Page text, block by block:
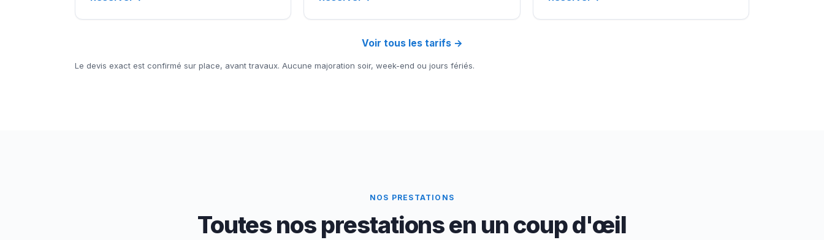
Voir tous les tarifs →
Le devis exact est confirmé sur place, avant travaux. Aucune majoration soir, week-end ou jours fériés.
NOS PRESTATIONS
Toutes nos prestations en un coup d'œil